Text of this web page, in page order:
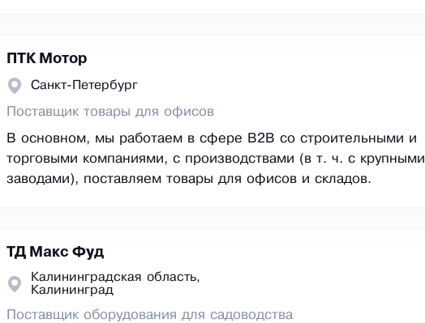
ПТК Мотор
Санкт-Петербург
Поставщик товары для офисов
В основном, мы работаем в сфере В2В со строительными и
торговыми компаниями, с производствами (в т. ч. с крупными
заводами), поставляем товары для офисов и складов.
ТД Макс Фуд
Калининградская область,
Калининград
Поставщик оборудования для садоводства